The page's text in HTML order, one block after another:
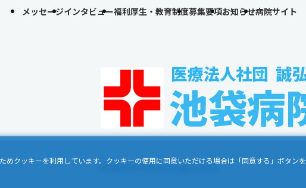
クッキーを利用しています。クッキーの使用に同意いただける場合は「同意する」ボタンを
メッセージインタビュー福利厚生・教育制度募集要項お知らせ病院サイト